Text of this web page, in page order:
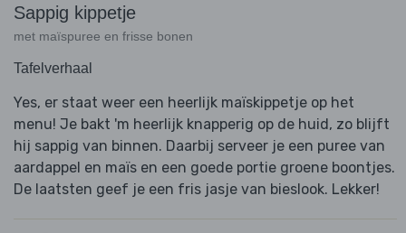
Sappig kippetje
met maïspuree en frisse bonen
Tafelverhaal
Yes, er staat weer een heerlijk maïskippetje op het
menu! Je bakt 'm heerlijk knapperig op de huid, zo blijft
hij sappig van binnen. Daarbij serveer je een puree van
aardappel en maïs en een goede portie groene boontjes.
De laatsten geef je een fris jasje van bieslook. Lekker!